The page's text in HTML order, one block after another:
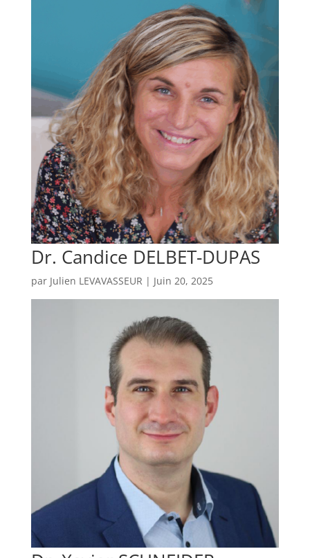
Dr. Candice DELBET-DUPAS
par Julien LEVAVASSEUR | Juin 20, 2025